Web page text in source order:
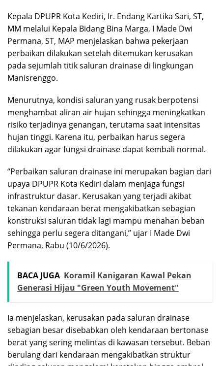
Kepala DPUPR Kota Kediri, Ir. Endang Kartika Sari, ST,
MM melalui Kepala Bidang Bina Marga, I Made Dwi
Permana, ST, MAP menjelaskan bahwa pekerjaan
perbaikan dilakukan setelah ditemukan kerusakan
pada sejumlah titik saluran drainase di lingkungan
Manisrenggo.
Menurutnya, kondisi saluran yang rusak berpotensi
menghambat aliran air hujan sehingga meningkatkan
risiko terjadinya genangan, terutama saat intensitas
hujan tinggi. Karena itu, perbaikan harus segera
dilakukan agar fungsi drainase dapat kembali normal.
“Perbaikan saluran drainase ini merupakan bagian dari
upaya DPUPR Kota Kediri dalam menjaga fungsi
infrastruktur dasar. Kerusakan yang terjadi akibat
tekanan kendaraan berat mengakibatkan sebagian
konstruksi saluran tidak lagi mampu menahan beban
sehingga perlu segera ditangani,” ujar I Made Dwi
Permana, Rabu (10/6/2026).
BACA JUGA Koramil Kanigaran Kawal Pekan
Generasi Hijau "Green Youth Movement"
Ia menjelaskan, kerusakan pada saluran drainase
sebagian besar disebabkan oleh kendaraan bertonase
berat yang sering melintas di kawasan tersebut. Beban
berulang dari kendaraan mengakibatkan struktur